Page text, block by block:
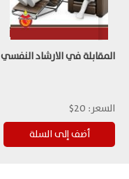
المقابلة في الارشاد النفسي
السعر: 20$